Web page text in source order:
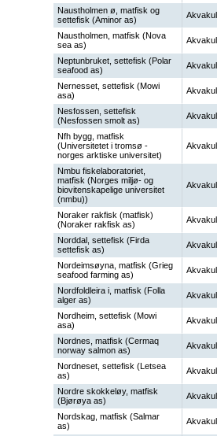
Naustholmen ø, matfisk og
settefisk (Aminor as)
Naustholmen, matfisk (Nova
sea as)
Neptunbruket, settefisk (Polar
seafood as)
Nernesset, settefisk (Mowi
asa)
Nesfossen, settefisk
(Nesfossen smolt as)
Nfh bygg, matfisk
(Universitetet i tromsø -
norges arktiske universitet)
Nmbu fiskelaboratoriet,
matfisk (Norges miljø- og
biovitenskapelige universitet
(nmbu))
Noraker rakfisk (matfisk)
(Noraker rakfisk as)
Norddal, settefisk (Firda
settefisk as)
Nordeimsøyna, matfisk (Grieg
seafood farming as)
Nordfoldleira i, matfisk (Folla
alger as)
Nordheim, settefisk (Mowi
asa)
Nordnes, matfisk (Cermaq
norway salmon as)
Nordneset, settefisk (Letsea
as)
Nordre skokkeløy, matfisk
(Bjørøya as)
Nordskag, matfisk (Salmar
as)